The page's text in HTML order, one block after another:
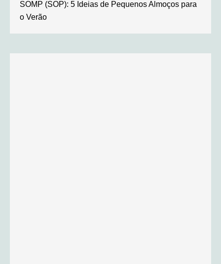
SOMP (SOP): 5 Ideias de Pequenos Almoços para
o Verão